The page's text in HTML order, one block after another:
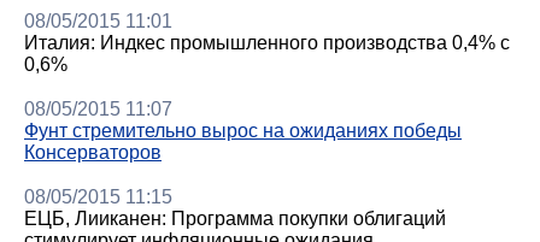
08/05/2015 11:01
Италия: Индкес промышленного производства 0,4% с
0,6%
08/05/2015 11:07
Фунт стремительно вырос на ожиданиях победы
Консерваторов
08/05/2015 11:15
ЕЦБ, Лииканен: Программа покупки облигаций